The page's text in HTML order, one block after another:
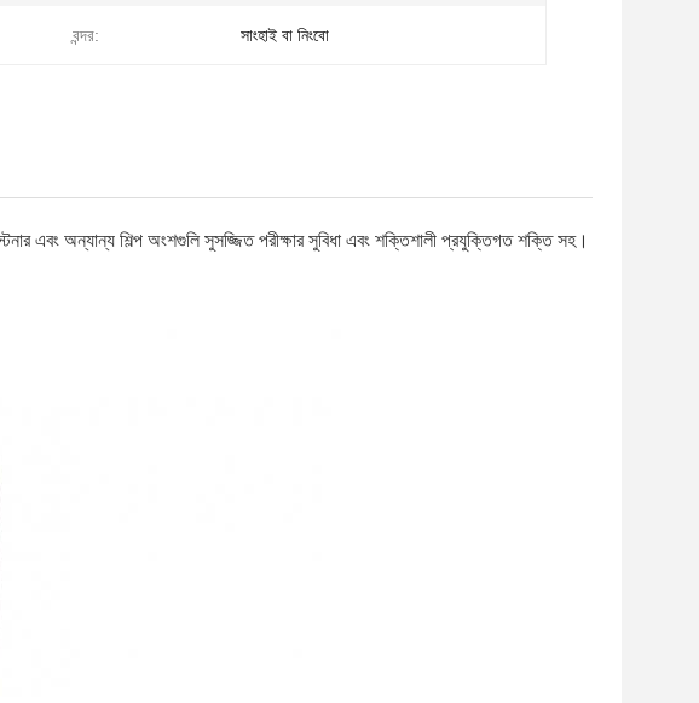
বন্দর: সাংহাই বা নিংবো
এবং অন্যান্য শিল্প অংশগুলি সুসজ্জিত পরীক্ষার সুবিধা এবং শক্তিশালী প্রযুক্তিগত শক্তি সহ।